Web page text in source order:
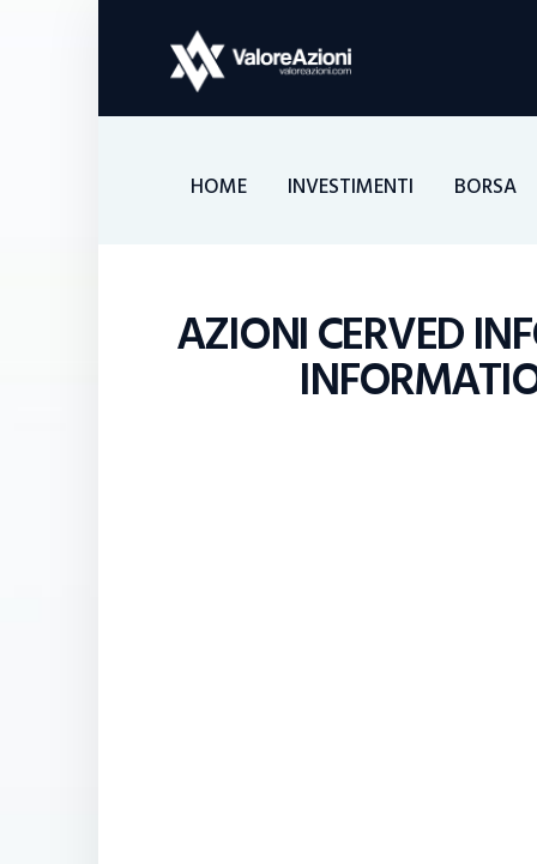
HOME INVESTIMENTI BORSA
AZIONI CERVED